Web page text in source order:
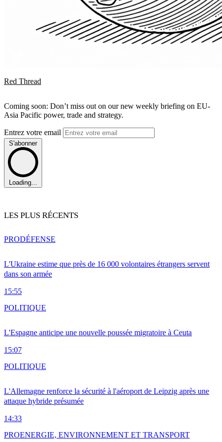
Red Thread
Coming soon: Don’t miss out on our new weekly briefing on EU-
Asia Pacific power, trade and strategy.
Entrez votre email
S'abonner
Loading...
LES PLUS RÉCENTS
L'Ukraine estime que près de 16 000 volontaires étrangers servent
dans son armée
15:55
PRODÉFENSE
L'Espagne anticipe une nouvelle poussée migratoire à Ceuta
15:07
POLITIQUE
L'Allemagne renforce la sécurité à l'aéroport de Leipzig après une
attaque hybride présumée
14:33
POLITIQUE
PROENERGIE, ENVIRONNEMENT ET TRANSPORT